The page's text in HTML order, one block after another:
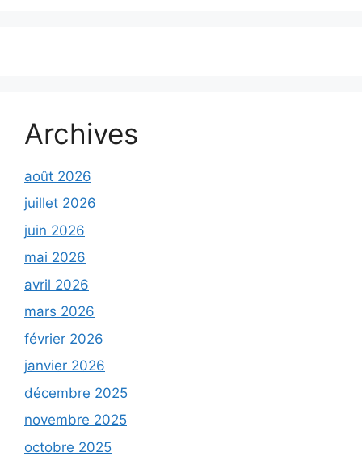
Archives
août 2026
juillet 2026
juin 2026
mai 2026
avril 2026
mars 2026
février 2026
janvier 2026
décembre 2025
novembre 2025
octobre 2025